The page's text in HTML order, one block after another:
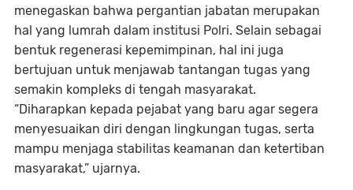
menegaskan bahwa pergantian jabatan merupakan
hal yang lumrah dalam institusi Polri. Selain sebagai
bentuk regenerasi kepemimpinan, hal ini juga
bertujuan untuk menjawab tantangan tugas yang
semakin kompleks di tengah masyarakat.
“Diharapkan kepada pejabat yang baru agar segera
menyesuaikan diri dengan lingkungan tugas, serta
mampu menjaga stabilitas keamanan dan ketertiban
masyarakat,” ujarnya.